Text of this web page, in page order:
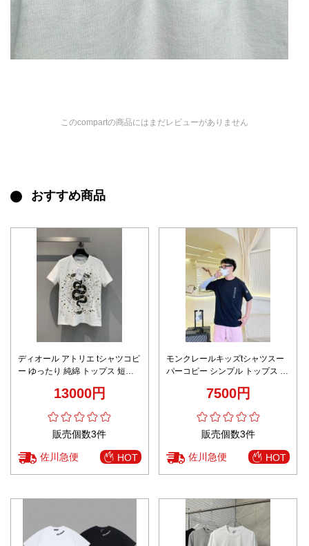
このcompartの商品にはまだレビューがありません
おすすめ商品
ディオール アトリエ tシャツコピ
ー ゆったり 純綿 トップス 短袖
13000円
販売個数3件
佐川急便 HOT
モンクレールキッズtシャツスー
パーコピー シンプル トップス 純
7500円
販売個数3件
佐川急便 HOT